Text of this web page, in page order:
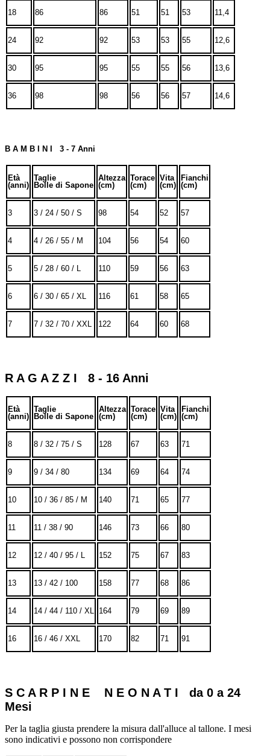
18 86 86 51 51 53 11,4
24 92 92 53 53 55 12,6
30 95 95 55 55 56 13,6
36 98 98 56 56 57 14,6
B A M B I N I 3 - 7 Anni
Età
(anni)
Taglie
Bolle di Sapone
Altezza
(cm)
Torace
(cm)
Vita
(cm)
Fianchi
(cm)
3 3 / 24 / 50 / S 98 54 52 57
4 4 / 26 / 55 / M 104 56 54 60
5 5 / 28 / 60 / L 110 59 56 63
6 6 / 30 / 65 / XL 116 61 58 65
7 7 / 32 / 70 / XXL 122 64 60 68
R A G A Z Z I 8 - 16 Anni
Età
(anni)
Taglie
Bolle di Sapone
Altezza
(cm)
Torace
(cm)
Vita
(cm)
Fianchi
(cm)
8 8 / 32 / 75 / S 128 67 63 71
9 9 / 34 / 80 134 69 64 74
10 10 / 36 / 85 / M 140 71 65 77
11 11 / 38 / 90 146 73 66 80
12 12 / 40 / 95 / L 152 75 67 83
13 13 / 42 / 100 158 77 68 86
14 14 / 44 / 110 / XL 164 79 69 89
16 16 / 46 / XXL 170 82 71 91
S C A R P I N E N E O N A T I da 0 a 24
Mesi
Per la taglia giusta prendere la misura dall'alluce al tallone. I mesi
sono indicativi e possono non corrispondere